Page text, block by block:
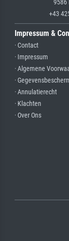
9586
+43
Impressum &
· Contact
· Impressum
· Algemene
·
· Annulatierecht
· Klachten
· Over Ons